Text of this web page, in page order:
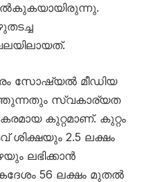
സോഷ്യൽ മീഡിയ
സ്വകാര്യത
കുറ്റമാണ്. കുറ്റം
ശിക്ഷയും 2.5 ലക്ഷം
ലഭിക്കാൻ
56 ലക്ഷം മുതൽ